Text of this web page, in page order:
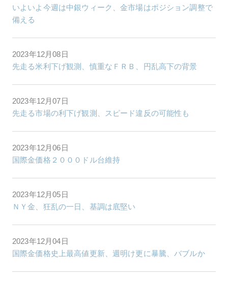
いよいよ今週は中銀ウィーク、金市場はポジション調整で
備える
2023年12月08日
先走る米利下げ観測、慎重なＦＲＢ、円乱高下の背景
2023年12月07日
先走る市場の利下げ観測、スピード違反の可能性も
2023年12月06日
国際金価格２０００ドル台維持
2023年12月05日
ＮＹ金、狂乱の一日、基調は底堅い
2023年12月04日
国際金価格史上最高値更新、週明け更に暴騰、バブルか